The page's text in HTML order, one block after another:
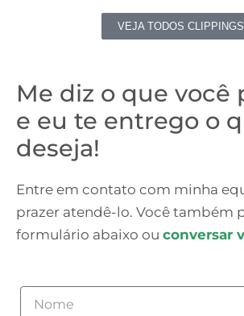
VEJA TODOS CLIPPINGS
Me diz o que você
e eu te entrego o
deseja!
Entre em contato com minha
prazer atendê-lo. Você também
formulário abaixo ou conversar
Nome